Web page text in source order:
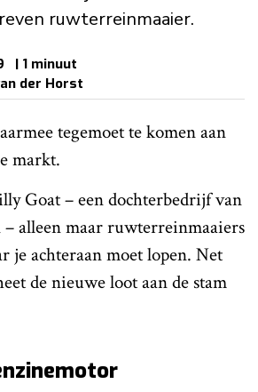
ruwterreinmaaier.
| 1 minuut
der Horst
tegemoet te komen aan
markt.
Goat – een dochterbedrijf van
alleen maar ruwterreinmaaiers
je achteraan moet lopen. Net
de nieuwe loot aan de stam